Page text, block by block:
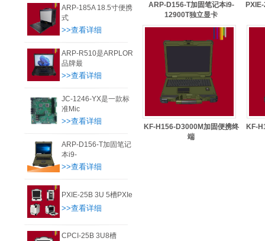
ARP-185A 18.5寸便携
式
>>查看详细
ARP-R510是ARPLOR
品牌最
>>查看详细
JC-1246-YX是一款标
准Mic
>>查看详细
ARP-D156-T加固笔记
本i9-
>>查看详细
PXIE-25B 3U 5槽PXIe
>>查看详细
CPCI-25B 3U8槽
ARP-D156-T加固笔记本i9-
12900T独立显卡
KF-H156-D3000M加固便携终
端
KF-